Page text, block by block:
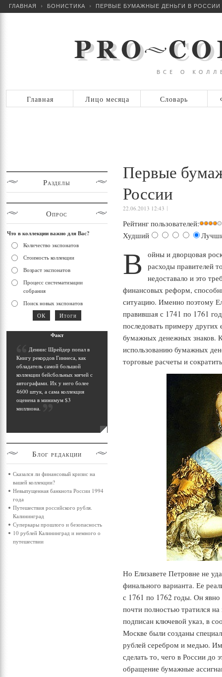
ГЛАВНАЯ БОНИСТИКА ПЕРВЫЕ БУМАЖНЫЕ ДЕНЬГИ В РОССИИ
Главная Лицо месяца Словарь
Первые
России
22.06.2013 12:43
Рейтинг пользователей:
Худший
В
ойны и дворцовая
расходы правителей
недоставало и это
финансовых реформ,
ситуацию. Именно поэтому
правившая с 1741 по 1761
последовать примеру других
бумажных денежных знаков.
использованию бумажных
торговые расчеты и
Но Елизавете Петровне не
финального варианта. Ее
с 1761 по 1762 годы. Он
почти полностью тратился
подписан ключевой указ, в
Москве были созданы
рублей серебром и медью.
сделать то, чего в России до
обращение бумажные
Разделы
Опрос
Что в коллекции важно для Вас?
Количество экспонатов
Стоимость коллекции
Возраст экспонатов
Процесс систематизации
собрания
Поиск новых экспонатов
Факт
Деннис Шрейдер попал в
Книгу рекордов Гиннеса, как
обладатель самой большой
коллекции бейсбольных мячей с
автографами. Их у него более
4600 штук, а сама коллекция
оценена в минимум $3
миллиона.
Блог редакции
Сказался ли финансовый кризис на
вашей коллекции?
Невыпущенная банкнота России 1994
года
Путешествия российского рубля.
Калининград
Суперкары прошлого и безопасность
10 рублей Калининград и немного о
путешествии